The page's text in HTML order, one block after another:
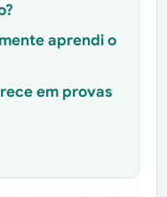
aprendi o
em provas